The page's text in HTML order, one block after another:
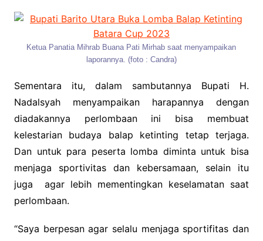
Ketua Panatia Mihrab Buana Pati Mirhab saat menyampaikan
laporannya. (foto : Candra)
Sementara itu, dalam sambutannya Bupati H.
Nadalsyah menyampaikan harapannya dengan
diadakannya perlombaan ini bisa membuat
kelestarian budaya balap ketinting tetap terjaga.
Dan untuk para peserta lomba diminta untuk bisa
menjaga sportivitas dan kebersamaan, selain itu
juga agar lebih mementingkan keselamatan saat
perlombaan.
“Saya berpesan agar selalu menjaga sportifitas dan